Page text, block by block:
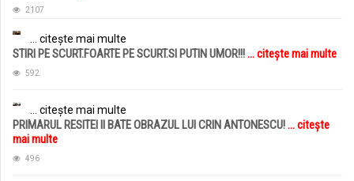
2107
... citește mai multe
STIRI PE SCURT.FOARTE PE SCURT.SI PUTIN UMOR!!!... citește mai multe
592
... citește mai multe
PRIMARUL RESITEI II BATE OBRAZUL LUI CRIN ANTONESCU!... citește
mai multe
496